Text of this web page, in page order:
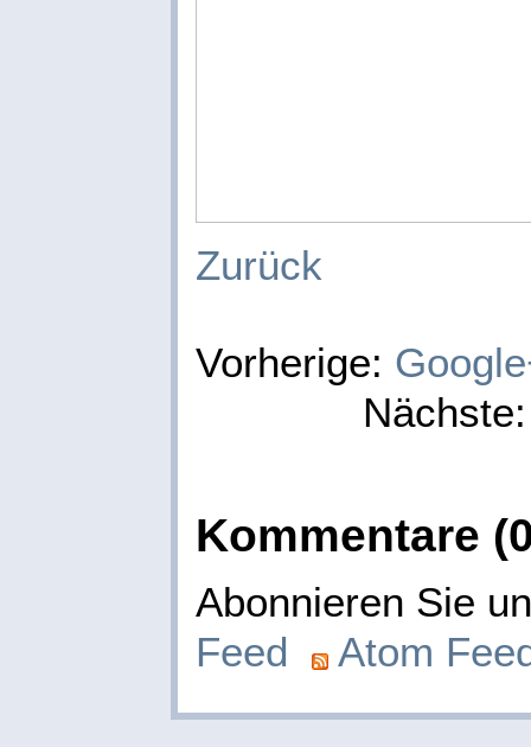
Zurück
Vorherige:
Kommentare
Abonnieren Sie
Feed
Atom